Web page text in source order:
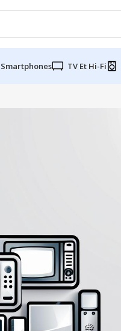
Smartphones TV Et Hi-Fi